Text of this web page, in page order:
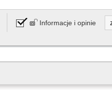
Informacje i opinie